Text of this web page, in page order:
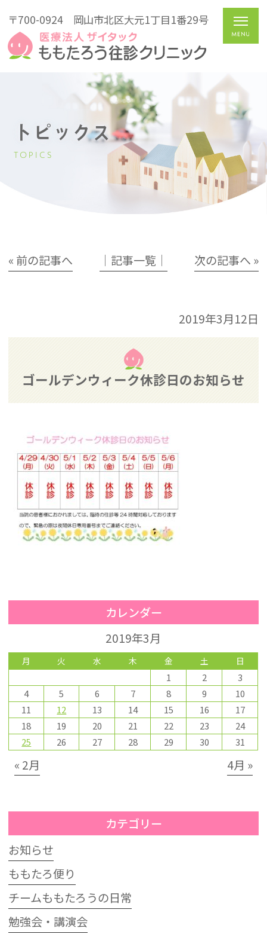
〒700-0924 岡山市北区大元1丁目1番29号
トピックス
TOPICS
« 前の記事へ │記事一覧│ 次の記事へ »
2019年3月12日
ゴールデンウィーク休診日のお知らせ
カレンダー
2019年3月
月 火 水 木 金 土 日
1 2
3
4
5 6 7 8 9
10
11
12 13 14 15 16
17
18
19 20 21 22 23
24
25
26 27 28 29 30 31
« 2月 4月 »
カテゴリー
お知らせ
ももたろ便り
チームももたろうの日常
勉強会・講演会